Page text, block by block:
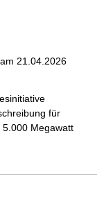
am 21.04.2026
für
Megawatt